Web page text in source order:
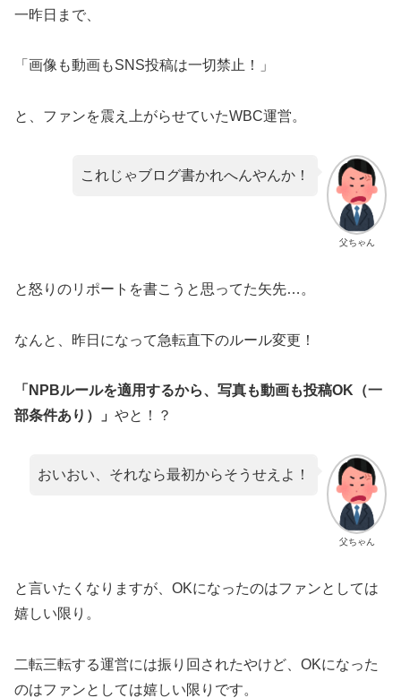
一昨日まで、
「画像も動画もSNS投稿は一切禁止！」
と、ファンを震え上がらせていたWBC運営。
父ちゃん
これじゃブログ書かれへんやんか！
と怒りのリポートを書こうと思ってた矢先…。
​なんと、昨日になって急転直下のルール変更！
「NPBルールを適用するから、写真も動画も投稿OK（一
部条件あり）」 やと！？
父ちゃん
おいおい、それなら最初からそうせえよ！
と言いたくなりますが、OKになったのはファンとしては
嬉しい限り。
二転三転する運営には振り回されたやけど、OKになった
のはファンとしては嬉しい限りです。